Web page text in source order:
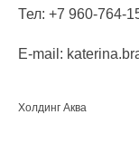
Тел: +7 960-764-
E-mail:
Холдинг Аква